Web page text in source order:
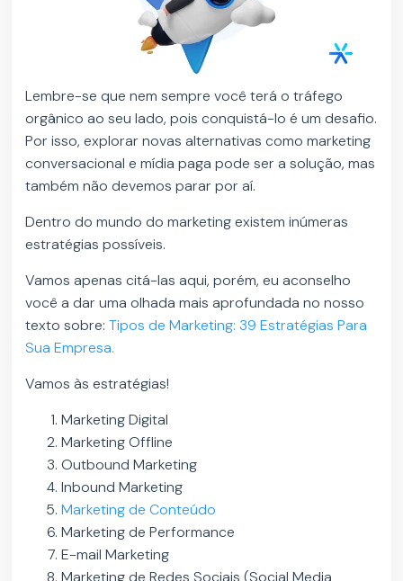
Lembre-se que nem sempre você terá o tráfego
orgânico ao seu lado, pois conquistá-lo é um desafio.
Por isso, explorar novas alternativas como marketing
conversacional e mídia paga pode ser a solução, mas
também não devemos parar por aí.
Dentro do mundo do marketing existem inúmeras
estratégias possíveis.
Vamos apenas citá-las aqui, porém, eu aconselho
você a dar uma olhada mais aprofundada no nosso
texto sobre:Tipos de Marketing: 39 Estratégias Para
Sua Empresa.
Vamos às estratégias!
Marketing Digital
Marketing Offline
Outbound Marketing
Inbound Marketing
Marketing de Conteúdo
Marketing de Performance
E-mail Marketing
Marketing de Redes Sociais (Social Media